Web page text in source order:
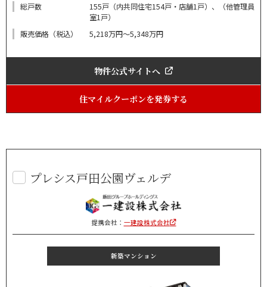
総戸数
155戸（内共同住宅154戸・店舗1戸）、（他管理員
室1戸）
販売価格（税込）
5,218万円～5,348万円
物件公式サイトへ
住マイルクーポンを発券する
プレシス戸田公園ヴェルデ
提携会社： 一建設株式会社
新築マンション